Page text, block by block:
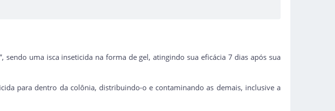
sendo uma isca inseticida na forma de gel, atingindo sua eficácia 7 dias após sua
para dentro da colônia, distribuindo-o e contaminando as demais, inclusive a